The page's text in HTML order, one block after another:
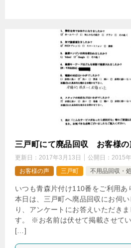
三戸町にて廃品回収 お客様の
更新日： 2017年3月13日 公開日： 2015
お客様の声
三戸町 不用品回収・
いつも青森片付け110番をご利用あ
本日は、三戸町へ廃品回収にお伺
り、アンケートにお答えいただき
す。 ※お名前は伏せて掲載させて
[…]